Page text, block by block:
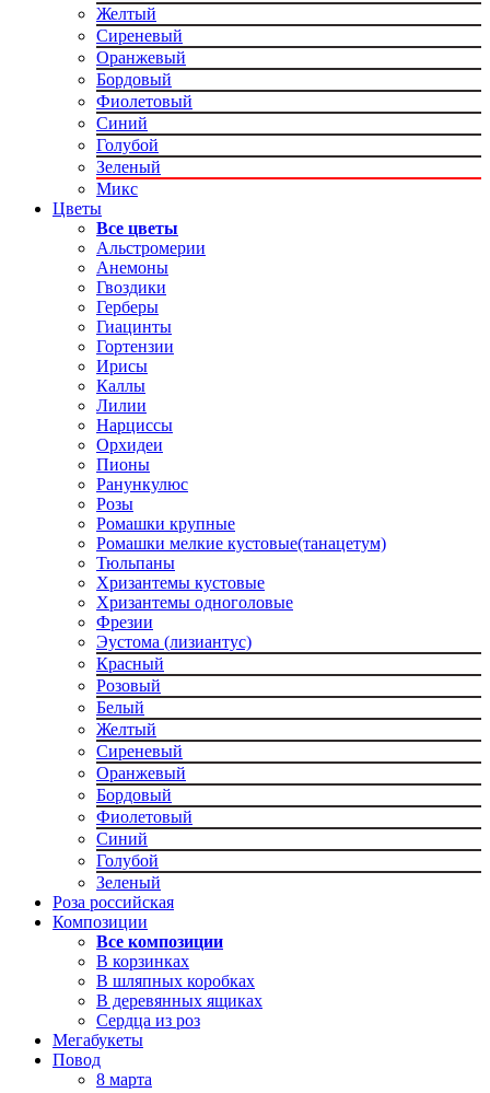
Желтый
Сиреневый
Оранжевый
Бордовый
Фиолетовый
Синий
Голубой
Зеленый
Микс
Цветы
Все цветы
Альстромерии
Анемоны
Гвоздики
Герберы
Гиацинты
Гортензии
Ирисы
Каллы
Лилии
Нарциссы
Орхидеи
Пионы
Ранункулюс
Розы
Ромашки крупные
Ромашки мелкие кустовые(танацетум)
Тюльпаны
Хризантемы кустовые
Хризантемы одноголовые
Фрезии
Эустома (лизиантус)
Красный
Розовый
Белый
Желтый
Сиреневый
Оранжевый
Бордовый
Фиолетовый
Синий
Голубой
Зеленый
Роза российская
Композиции
Все композиции
В корзинках
В шляпных коробках
В деревянных ящиках
Сердца из роз
Мегабукеты
Повод
8 марта